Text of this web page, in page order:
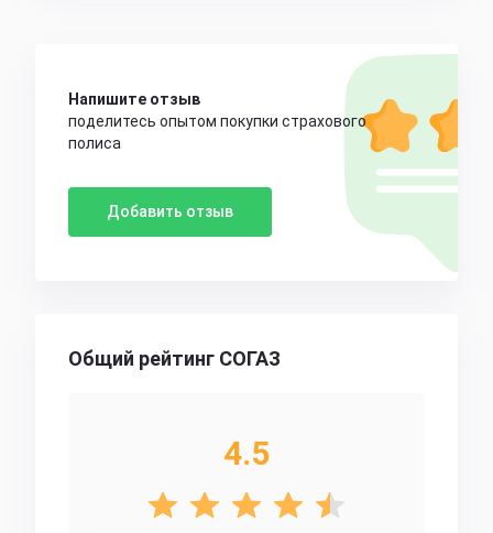
Напишите отзыв
поделитесь опытом покупки страхового
полиса
Добавить отзыв
Общий рейтинг СОГАЗ
4.5